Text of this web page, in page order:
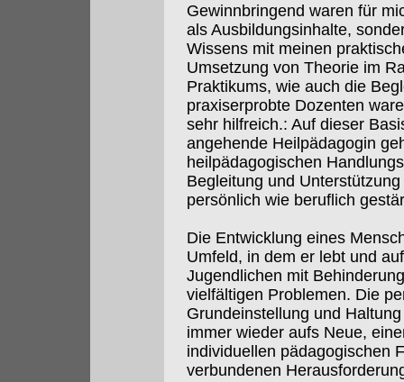
Gewinnbringend waren für
als Ausbildungsinhalte,
Wissens mit meinen
Umsetzung von Theorie im
Praktikums, wie auch die
praxiserprobte Dozenten
sehr hilfreich.: Auf dieser
angehende Heilpädagogin
heilpädagogischen
Begleitung und
persönlich wie beruflich
Die Entwicklung eines
Umfeld, in dem er lebt und
Jugendlichen mit
vielfältigen Problemen. Die
Grundeinstellung und
immer wieder aufs Neue,
individuellen pädagogischen
verbundenen